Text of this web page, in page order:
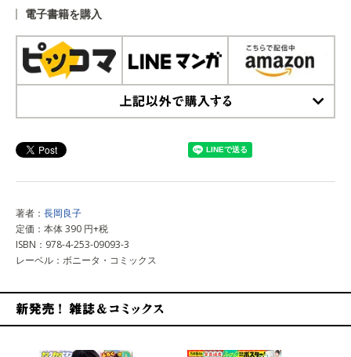
電子書籍を購入
著者： 長岡良子
定価：本体 390 円+税
ISBN：978-4-253-09093-3
レーベル：ボニータ・コミックス